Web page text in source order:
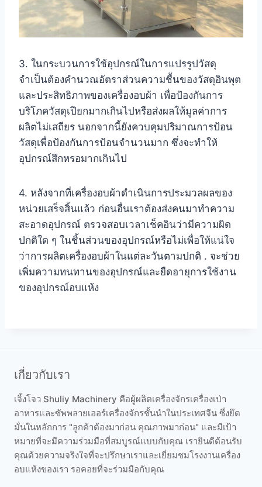
3. ในกระบวนการใช้อุปกรณ์ในการแปรรูปวัสดุ
จำเป็นต้องคำนวณอัตราส่วนความชื้นของวัสดุอินพุต
และประสิทธิภาพของเครื่องอบผ้า เพื่อป้องกันการ
บริโภควัสดุเปียกมากเกินไปหรือส่งผลให้มูลค่าการ
ผลิตไม่เสถียร นอกจากนี้ยังควบคุมปริมาณการป้อน
วัสดุเพื่อป้องกันการป้อนจำนวนมาก ซึ่งจะทำให้
อุปกรณ์สึกหรอมากเกินไป
4. หลังจากที่เครื่องอบผ้าดำเนินการประมวลผลของ
หน่วยเสร็จสิ้นแล้ว ก่อนอื่นเราต้องส่งคนมาทำความ
สะอาดอุปกรณ์ ตรวจสอบเวลาเช็คอินว่ามีความผิด
ปกติใด ๆ ในชิ้นส่วนของอุปกรณ์หรือไม่เพื่อให้แน่ใจ
ว่าการผลิตเครื่องอบผ้าในแต่ละวันตามปกติ . จะช่วย
เพิ่มความทนทานของอุปกรณ์และยืดอายุการใช้งาน
ของอุปกรณ์อบแห้ง
เกี่ยวกับเรา
เจิ้งโจว Shuliy Machinery คือผู้ผลิตเครื่องจักรเครื่องเป่า
อาหารและซัพพลายเออร์เครื่องจักรชั้นนำในประเทศจีน ซึ่งยึด
มั่นในหลักการ "ลูกค้าต้องมาก่อน คุณภาพมาก่อน" และมีเป้า
หมายที่จะมีความร่วมมือที่สมบูรณ์แบบกับคุณ เรายินดีต้อนรับ
คุณด้วยความจริงใจที่จะปรึกษาเราและเยี่ยมชมโรงงานเครื่อง
อบแห้งของเรา รอคอยที่จะร่วมมือกับคุณ